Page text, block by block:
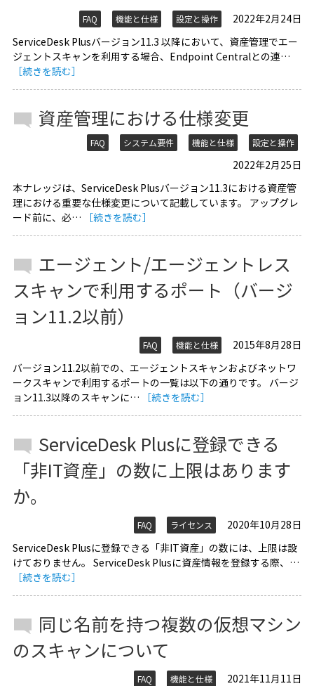
FAQ 機能と仕様 設定と操作
2022年2月24日
ServiceDesk Plusバージョン11.3 以降において、資産管理でエー
ジェントスキャンを利用する場合、Endpoint Centralとの連…
［続きを読む］
資産管理における仕様変更
FAQ システム要件 機能と仕様 設定と操作
2022年2月25日
本ナレッジは、ServiceDesk Plusバージョン11.3における資産管
理における重要な仕様変更について記載しています。 アップグレ
ード前に、必…
［続きを読む］
エージェント/エージェントレス
スキャンで利用するポート（バージ
ョン11.2以前）
FAQ 機能と仕様
2015年8月28日
バージョン11.2以前での、エージェントスキャンおよびネットワ
ークスキャンで利用するポートの一覧は以下の通りです。 バージ
ョン11.3以降のスキャンに…
［続きを読む］
ServiceDesk Plusに登録できる
「非IT資産」の数に上限はあります
か。
FAQ ライセンス
2020年10月28日
ServiceDesk Plusに登録できる「非IT資産」の数には、上限は設
けておりません。 ServiceDesk Plusに資産情報を登録する際、…
［続きを読む］
同じ名前を持つ複数の仮想マシン
のスキャンについて
FAQ 機能と仕様
2021年11月11日